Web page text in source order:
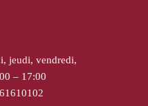
jeudi, vendredi,
– 17:00